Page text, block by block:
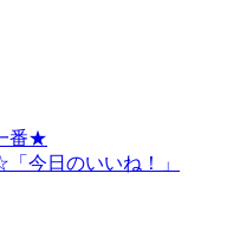
番★
今日のいいね！」